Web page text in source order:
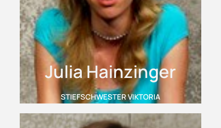
Julia Hainzinger
STIEFSCHWESTER VIKTORIA